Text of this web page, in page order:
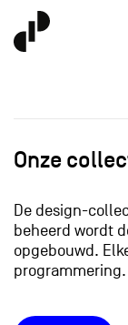
Onze
De design-
beheerd wordt
opgebouwd.
programmering.